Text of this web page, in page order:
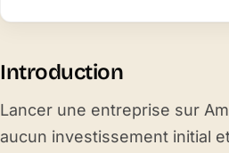
Introduction
Lancer une entreprise sur
aucun investissement initial